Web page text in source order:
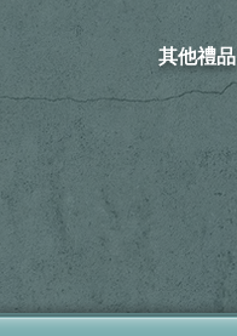
其他禮品